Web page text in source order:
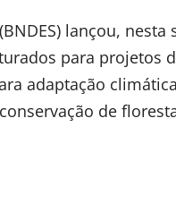
lançou, nesta
para projetos
adaptação
de